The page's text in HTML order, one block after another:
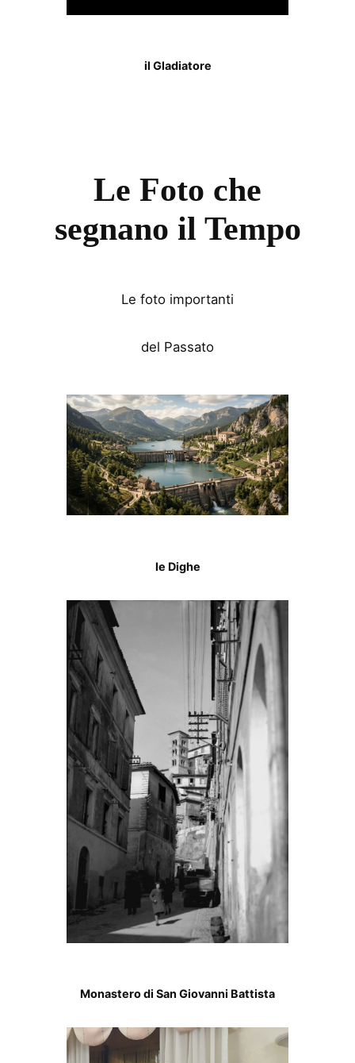
il Gladiatore
Le Foto che
segnano il Tempo
Le foto importanti
del Passato
le Dighe
Monastero di San Giovanni Battista